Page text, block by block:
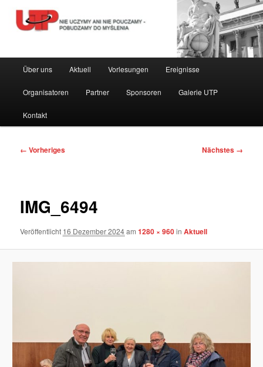
HauptmenüÜber uns Aktuell Vorlesungen Ereignisse
Organisatoren Partner Sponsoren Galerie UTP
Kontakt
Bilder-
← Vorheriges Nächstes →
IMG_6494
Veröffentlicht 16 Dezember 2024am1280 × 960inAktuell